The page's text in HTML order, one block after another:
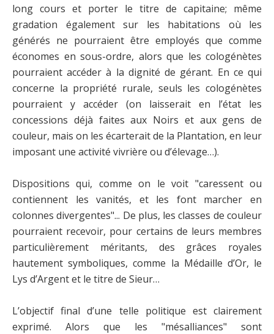
long cours et porter le titre de capitaine; même
gradation également sur les habitations où les
générés ne pourraient être employés que comme
économes en sous-ordre, alors que les cologénètes
pourraient accéder à la dignité de gérant. En ce qui
concerne la propriété rurale, seuls les cologénètes
pourraient y accéder (on laisserait en l’état les
concessions déjà faites aux Noirs et aux gens de
couleur, mais on les écarterait de la Plantation, en leur
imposant une activité vivrière ou d’élevage…).
Dispositions qui, comme on le voit "caressent ou
contiennent les vanités, et les font marcher en
colonnes divergentes"... De plus, les classes de couleur
pourraient recevoir, pour certains de leurs membres
particulièrement méritants, des grâces royales
hautement symboliques, comme la Médaille d’Or, le
Lys d’Argent et le titre de Sieur…
L’objectif final d’une telle politique est clairement
exprimé. Alors que les "mésalliances" sont